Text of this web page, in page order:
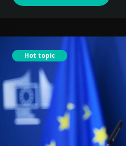
Hot topic